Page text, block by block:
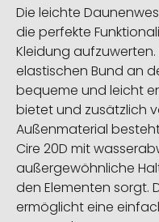
Die leichte
die perfekte
Kleidung
elastischen Bund an
bequeme und leicht
bietet und zusätzlich
Außenmaterial
Cire 20D mit
außergewöhnliche
den Elementen sorgt.
ermöglicht eine